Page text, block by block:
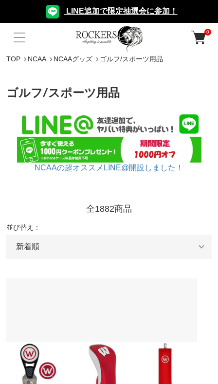
LINE追加で限定抽選会に参加！
0
TOP NCAA NCAAグッズ ゴルフ/スポーツ用品
ゴルフ/スポーツ用品
NCAAの超オススメLINE@開設しました！
全1882商品
並び替え：